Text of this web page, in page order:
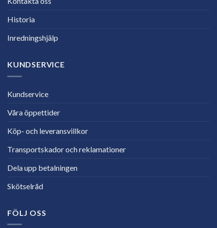
Historia
Inredningshjälp
KUNDSERVICE
Kundservice
Våra öppettider
Köp- och leveransvillkor
Transportskador och reklamationer
Dela upp betalningen
Skötselråd
FÖLJ OSS